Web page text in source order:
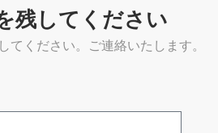
残してください
てください。ご連絡いたします。